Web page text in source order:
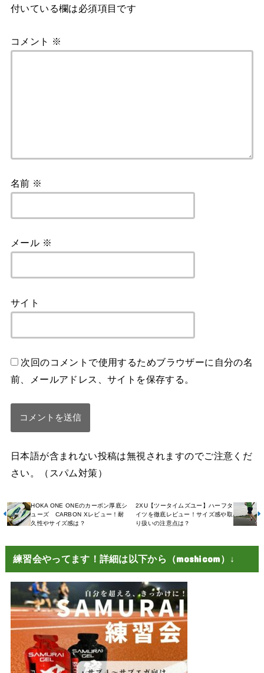
付いている欄は必須項目です
コメント ※
名前 ※
メール ※
サイト
次回のコメントで使用するためブラウザーに自分の名
前、メールアドレス、サイトを保存する。
日本語が含まれない投稿は無視されますのでご注意くだ
さい。（スパム対策）
HOKA ONE ONEのカーボン厚底シ
ューズ CARBON Xレビュー！耐
久性やサイズ感は？
2XU【ツータイムズユー】ハーフタ
イツを徹底レビュー！サイズ感や取
り扱いの注意点は？
練習会やってます！詳細は以下から（moshicom）↓